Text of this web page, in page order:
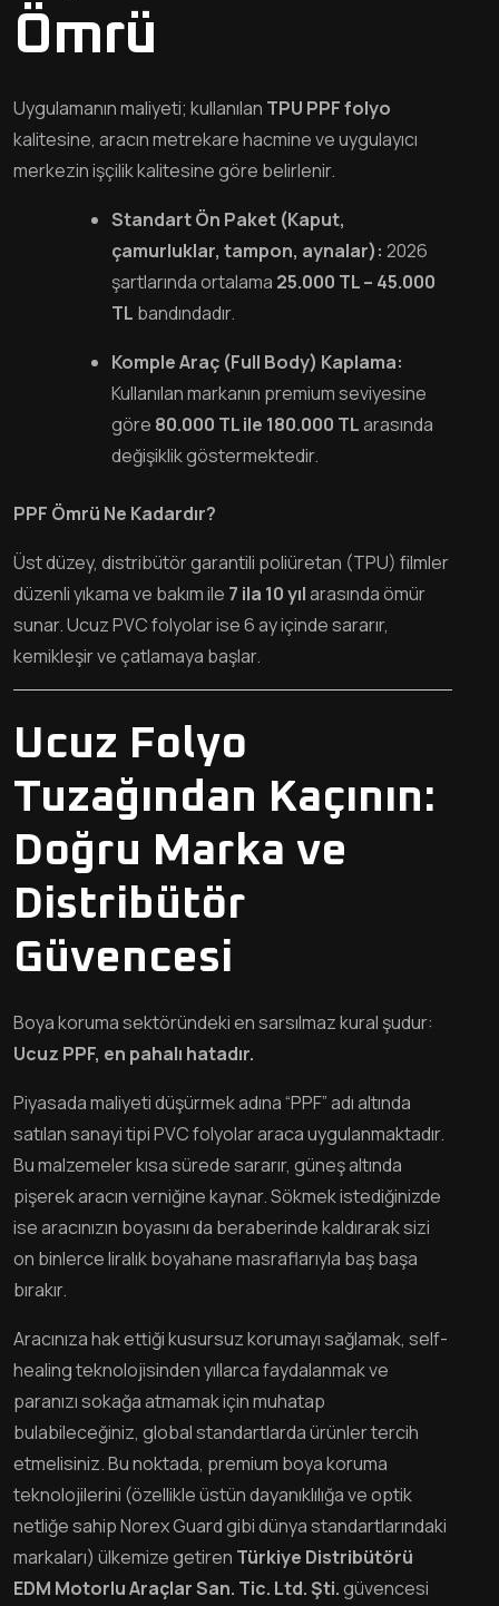
Ömrü
Uygulamanın maliyeti; kullanılan TPU PPF folyo
kalitesine, aracın metrekare hacmine ve uygulayıcı
merkezin işçilik kalitesine göre belirlenir.
Standart Ön Paket (Kaput,
çamurluklar, tampon, aynalar): 2026
şartlarında ortalama 25.000 TL – 45.000
TL bandındadır.
Komple Araç (Full Body) Kaplama:
Kullanılan markanın premium seviyesine
göre 80.000 TL ile 180.000 TLarasında
değişiklik göstermektedir.
PPF Ömrü Ne Kadardır?
Üst düzey, distribütör garantili poliüretan (TPU) filmler
düzenli yıkama ve bakım ile 7 ila 10 yılarasında ömür
sunar. Ucuz PVC folyolar ise 6 ay içinde sararır,
kemikleşir ve çatlamaya başlar.
Ucuz Folyo
Tuzağından Kaçının:
Doğru Marka ve
Distribütör
Güvencesi
Boya koruma sektöründeki en sarsılmaz kural şudur:
Ucuz PPF, en pahalı hatadır.
Piyasada maliyeti düşürmek adına “PPF” adı altında
satılan sanayi tipi PVC folyolar araca uygulanmaktadır.
Bu malzemeler kısa sürede sararır, güneş altında
pişerek aracın verniğine kaynar. Sökmek istediğinizde
ise aracınızın boyasını da beraberinde kaldırarak sizi
on binlerce liralık boyahane masraflarıyla baş başa
bırakır.
Aracınıza hak ettiği kusursuz korumayı sağlamak, self-
healing teknolojisinden yıllarca faydalanmak ve
paranızı sokağa atmamak için muhatap
bulabileceğiniz, global standartlarda ürünler tercih
etmelisiniz. Bu noktada, premium boya koruma
teknolojilerini (özellikle üstün dayanıklılığa ve optik
netliğe sahip Norex Guard gibi dünya standartlarındaki
markaları) ülkemize getiren Türkiye Distribütörü
EDM Motorlu Araçlar San. Tic. Ltd. Şti.güvencesi